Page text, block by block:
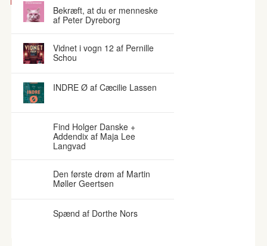
Bekræft, at du er menneske
af Peter Dyreborg
Vidnet i vogn 12 af Pernille
Schou
INDRE Ø af Cæcilie Lassen
Find Holger Danske +
Addendix af Maja Lee
Langvad
Den første drøm af Martin
Møller Geertsen
Spænd af Dorthe Nors